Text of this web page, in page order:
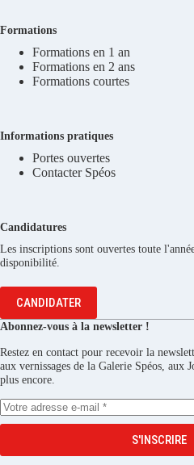
Formations
Formations en 1 an
Formations en 2 ans
Formations courtes
Informations pratiques
Portes ouvertes
Contacter Spéos
Candidatures
Les inscriptions sont ouvertes toute
disponibilité.
CANDIDATER
Abonnez-vous à la newsletter !
Restez en contact pour recevoir la
aux vernissages de la Galerie Spéos, aux
plus encore.
S'INSCRIRE